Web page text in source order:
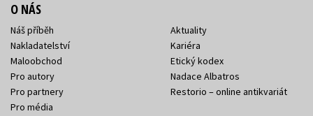
O NÁS
Náš příběh
Nakladatelství
Maloobchod
Pro autory
Pro partnery
Pro média
Aktuality
Kariéra
Etický kodex
Nadace Albatros
Restorio – online antikvariát